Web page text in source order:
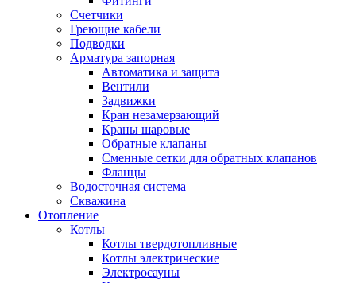
Счетчики
Греющие кабели
Подводки
Арматура запорная
Автоматика и защита
Вентили
Задвижки
Кран незамерзающий
Краны шаровые
Обратные клапаны
Сменные сетки для обратных клапанов
Фланцы
Водосточная система
Скважина
Отопление
Котлы
Котлы твердотопливные
Котлы электрические
Электросауны